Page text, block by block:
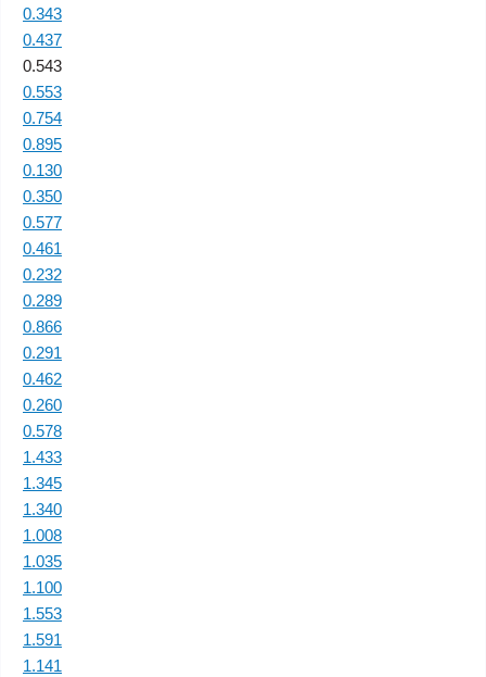
0.343
0.437
0.543
0.553
0.754
0.895
0.130
0.350
0.577
0.461
0.232
0.289
0.866
0.291
0.462
0.260
0.578
1.433
1.345
1.340
1.008
1.035
1.100
1.553
1.591
1.141